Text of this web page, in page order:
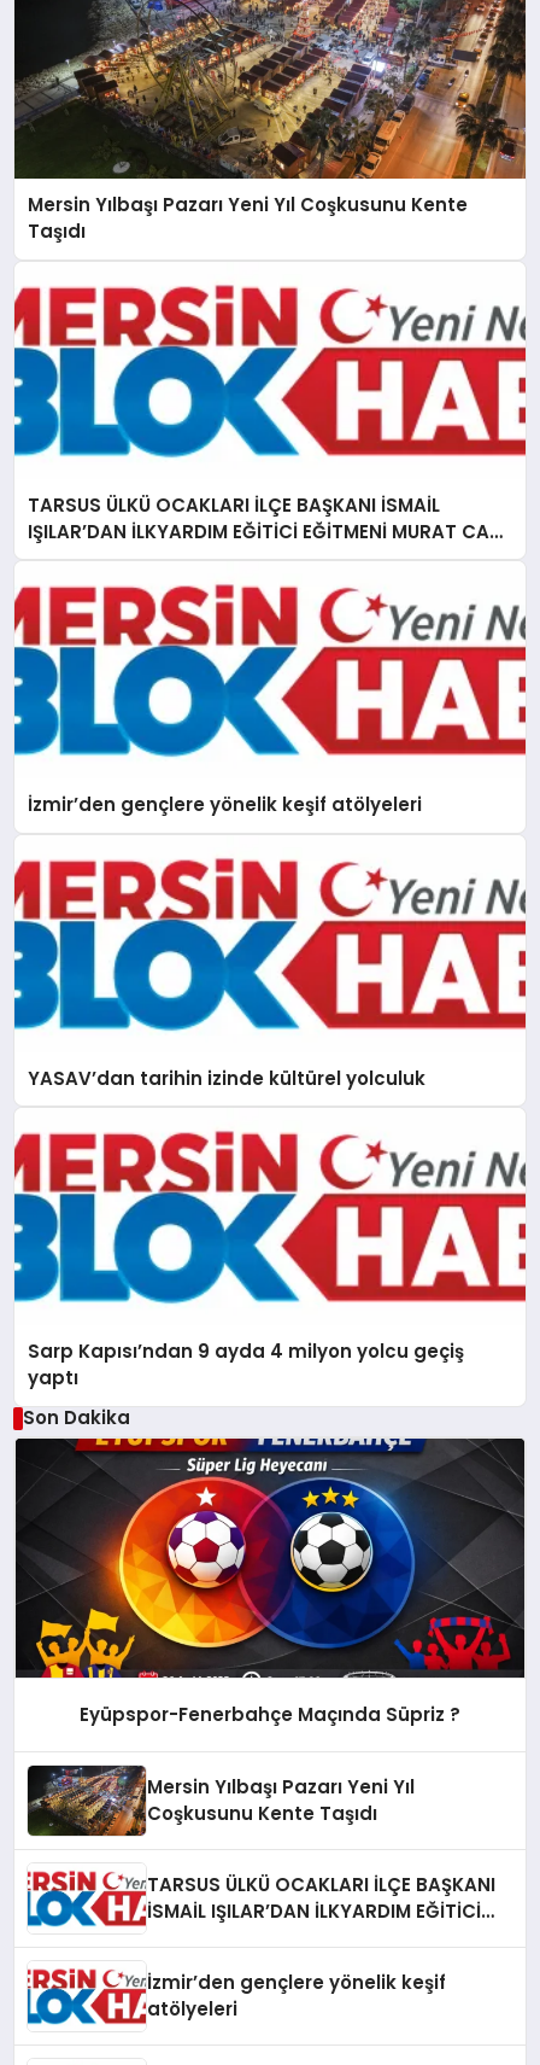
Mersin Yılbaşı Pazarı Yeni Yıl Coşkusunu Kente
Taşıdı
TARSUS ÜLKÜ OCAKLARI İLÇE BAŞKANI İSMAİL
IŞILAR’DAN İLKYARDIM EĞİTİCİ EĞİTMENİ MURAT CAN
FİDAN’A ZİYARET
İzmir’den gençlere yönelik keşif atölyeleri
YASAV’dan tarihin izinde kültürel yolculuk
Sarp Kapısı’ndan 9 ayda 4 milyon yolcu geçiş
yaptı
Son Dakika
Eyüpspor-Fenerbahçe Maçında Süpriz ?
Mersin Yılbaşı Pazarı Yeni Yıl
Coşkusunu Kente Taşıdı
TARSUS ÜLKÜ OCAKLARI İLÇE BAŞKANI
İSMAİL IŞILAR’DAN İLKYARDIM EĞİTİCİ
İzmir’den gençlere yönelik keşif
atölyeleri